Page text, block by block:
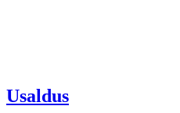
Usaldus